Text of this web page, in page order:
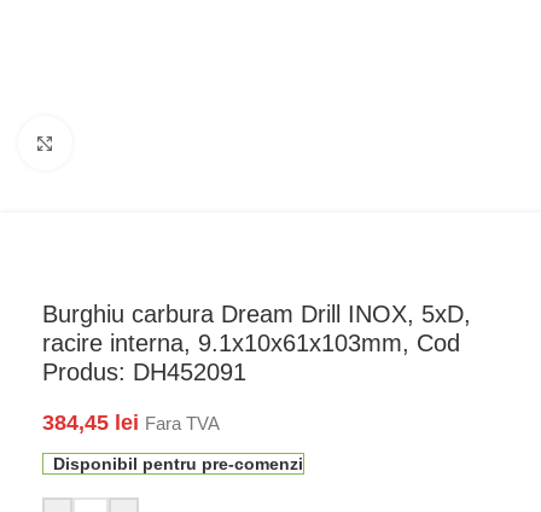
Burghiu carbura Dream Drill INOX, 5xD,
racire interna, 9.1x10x61x103mm, Cod
Produs: DH452091
384,45 lei Fara TVA
Disponibil pentru pre-comenzi